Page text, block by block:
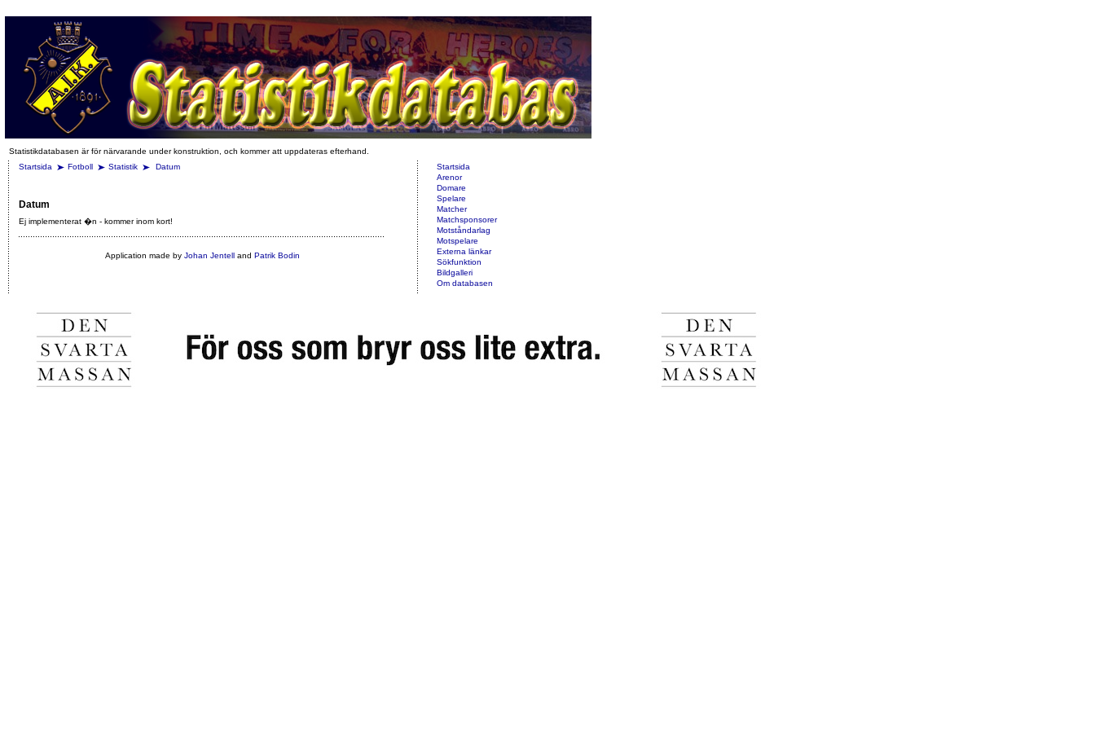
Statistikdatabasen är för närvarande under konstruktion, och kommer att uppdateras efterhand.
Startsida
Fotboll Statistik Datum
Datum
Ej implementerat �n - kommer inom kort!
Application made by Johan Jentelland Patrik Bodin
Startsida
Arenor
Domare
Spelare
Matcher
Matchsponsorer
Motståndarlag
Motspelare
Externa länkar
Sökfunktion
Bildgalleri
Om databasen